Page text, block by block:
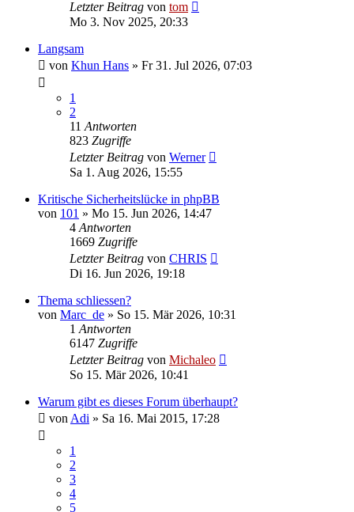
Letzter Beitrag von tom
Mo 3. Nov 2025, 20:33
Langsam
von Khun Hans » Fr 31. Jul 2026, 07:03
1
2
11Antworten
823 Zugriffe
Letzter Beitrag von Werner
Sa 1. Aug 2026, 15:55
Kritische Sicherheitslücke in phpBB
von 101 » Mo 15. Jun 2026, 14:47
4Antworten
1669 Zugriffe
Letzter Beitrag von CHRIS
Di 16. Jun 2026, 19:18
Thema schliessen?
von Marc_de » So 15. Mär 2026, 10:31
1Antworten
6147 Zugriffe
Letzter Beitrag von Michaleo
So 15. Mär 2026, 10:41
Warum gibt es dieses Forum überhaupt?
vonAdi » Sa 16. Mai 2015, 17:28
1
2
3
4
5